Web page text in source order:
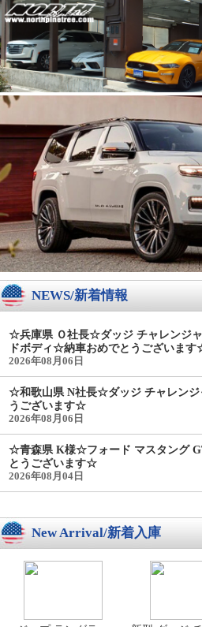
NEWS/新着情報
☆兵庫県 Ｏ社長☆ダッジ チャレンジ
ドボディ☆納車おめでとうございま
2026年08月06日
☆和歌山県 N社長☆ダッジ チャレン
うございます☆
2026年08月06日
☆青森県 K様☆フォード マスタング
とうございます☆
2026年08月04日
New Arrival/新着入庫